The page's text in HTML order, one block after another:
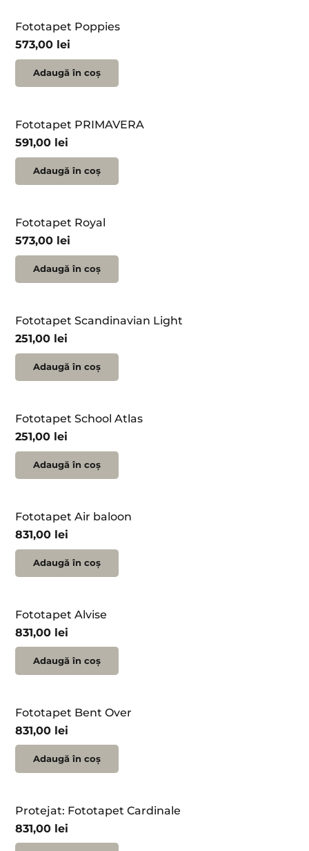
Fototapet Poppies
573,00 lei
Adaugă în coș
Fototapet PRIMAVERA
591,00 lei
Adaugă în coș
Fototapet Royal
573,00 lei
Adaugă în coș
Fototapet Scandinavian Light
251,00 lei
Adaugă în coș
Fototapet School Atlas
251,00 lei
Adaugă în coș
Fototapet Air baloon
831,00 lei
Adaugă în coș
Fototapet Alvise
831,00 lei
Adaugă în coș
Fototapet Bent Over
831,00 lei
Adaugă în coș
Protejat: Fototapet Cardinale
831,00 lei